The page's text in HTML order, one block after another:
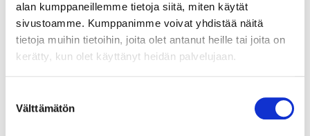
alan kumppaneillemme tietoja siitä, miten käytät
sivustoamme. Kumppanimme voivat yhdistää näitä
tietoja muihin tietoihin, joita olet antanut heille tai joita on
kerätty, kun olet käyttänyt heidän palvelujaan.
valinta
Välttämätön